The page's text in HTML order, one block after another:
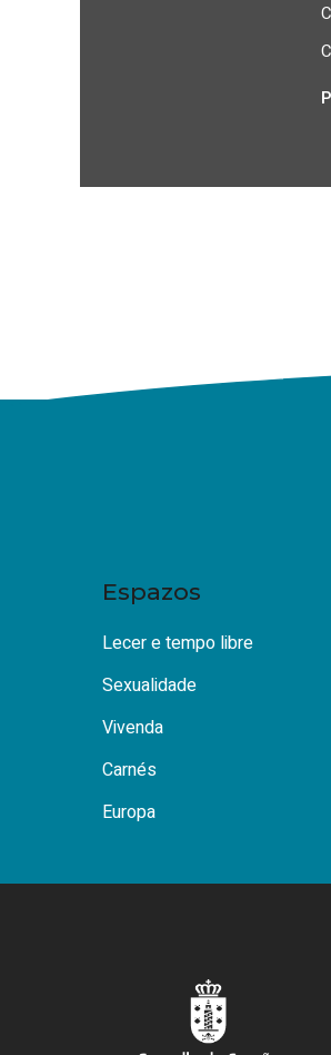
Espazos
Lecer e tempo libre
Sexualidade
Vivenda
Carnés
Europa